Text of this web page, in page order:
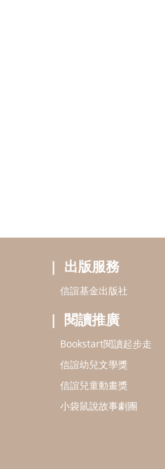
出版服務
信誼基金出版社
閱讀推廣
Bookstart閱讀起步走
信誼幼兒文學獎
信誼兒童動畫獎
小袋鼠說故事劇團